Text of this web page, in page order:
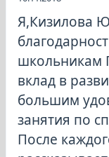
Я,Кизилова
школьникам
вклад в
большим
занятия по
После